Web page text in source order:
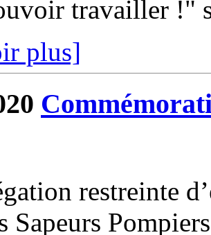
travailler !"
plus]
restreinte
Sapeurs